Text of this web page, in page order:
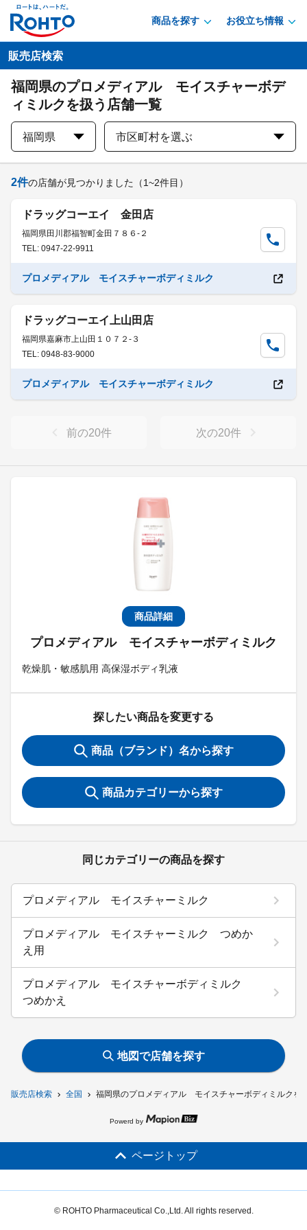
商品を探す お役立ち情報
販売店検索 全国 福岡県のプロメディアル モイスチャーボディミルクを
販売店検索
福岡県のプロメディアル モイスチャーボデ
ィミルクを扱う店舗一覧
福岡県 市区町村を選ぶ
商品詳細
プロメディアル モイスチャーボディミルク
乾燥肌・敏感肌用 高保湿ボディ乳液
探したい商品を変更する
商品（ブランド）名から探す
商品カテゴリーから探す
同じカテゴリーの商品を探す
プロメディアル モイスチャーミルク
プロメディアル モイスチャーミルク つめか
え用
プロメディアル モイスチャーボディミルク
つめかえ
2件の店舗が見つかりました （1~2件目）
ドラッグコーエイ 金田店
福岡県田川郡福智町金田７８６-２
TEL: 0947-22-9911
プロメディアル モイスチャーボディミルク
ドラッグコーエイ上山田店
福岡県嘉麻市上山田１０７２-３
TEL: 0948-83-9000
プロメディアル モイスチャーボディミルク
前の20件 次の20件
地図で店舗を探す
Powerd by
ページトップ
© ROHTO Pharmaceutical Co.,Ltd. All rights reserved.